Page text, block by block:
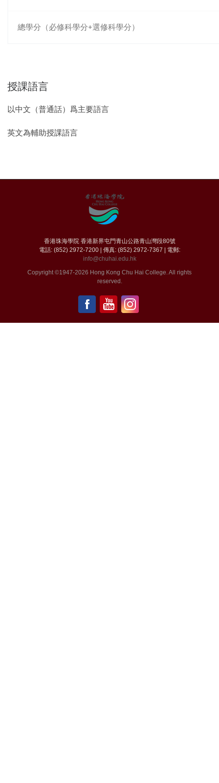
總學分（必修科學分+選修科學分）
授課語言
以中文（普通話）爲主要語言
英文為輔助授課語言
香港珠海學院 香港新界屯門青山公路青山灣段80號
電話: (852) 2972-7200 | 傳真: (852) 2972-7367 | 電郵:
info@chuhai.edu.hk
Copyright ©1947-2026 Hong Kong Chu Hai College. All rights
reserved.